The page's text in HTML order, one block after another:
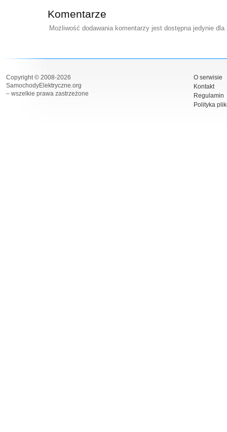
Komentarze
Możliwość dodawania komentarzy jest dostępna jedynie
Copyright © 2008-2026
SamochodyElektryczne.org
– wszelkie prawa zastrzeżone
O serwisie
Kontakt
Regulamin
Polityka